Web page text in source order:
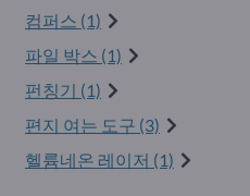
컴퍼스 (1)
파일 박스 (1)
펀칭기 (1)
편지 여는 도구 (3)
헬륨네온 레이저 (1)